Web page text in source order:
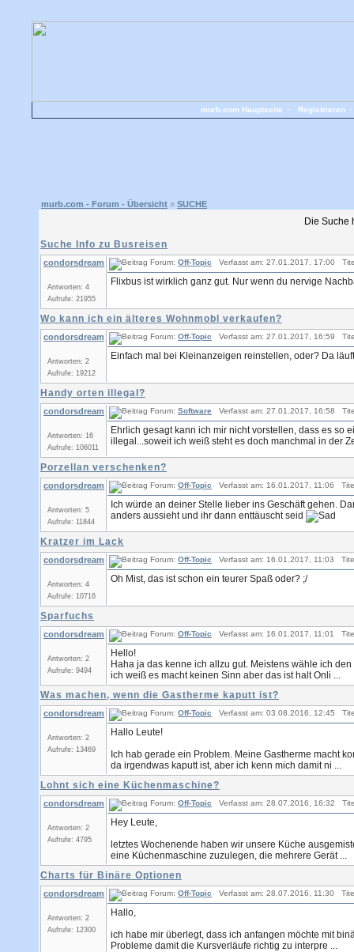
murb.com Hauptseite Registrieren
murb.com - Forum - Übersicht » SUCHE
Die Suche
Suche Info zu Busreisen
condorsdream
Antworten: 4
Aufrufe: 21955
Forum: Off-Topic Verfasst am: 27.01.2017, 17:00
Flixbus ist wirklich ganz gut. Nur wenn du nervige
Wo kann ich ein älteres Wohnmobl verkaufen?
condorsdream
Antworten: 2
Aufrufe: 19212
Forum: Off-Topic Verfasst am: 27.01.2017, 16:59
Einfach mal bei Kleinanzeigen reinstellen, oder? Da
Handy orten illegal?
condorsdream
Antworten: 16
Aufrufe: 106011
Forum: Software Verfasst am: 27.01.2017, 16:58
Ehrlich gesagt kann ich mir nicht vorstellen, dass es so
illegal...soweit ich weiß steht es doch manchmal in der
Porzellan verschenken?
condorsdream
Antworten: 5
Aufrufe: 11844
Forum: Off-Topic Verfasst am: 16.01.2017, 11:06
Ich würde an deiner Stelle lieber ins Geschäft gehen.
anders aussieht und ihr dann enttäuscht seid
Kratzer im Lack
condorsdream
Antworten: 4
Aufrufe: 10716
Forum: Off-Topic Verfasst am: 16.01.2017, 11:03
Oh Mist, das ist schon ein teurer Spaß oder? ;/
Sparfuchs
condorsdream
Antworten: 2
Aufrufe: 9494
Forum: Off-Topic Verfasst am: 16.01.2017, 11:01
Hello!
Haha ja das kenne ich allzu gut. Meistens wähle ich
ich weiß es macht keinen Sinn aber das ist halt Onli ...
Was machen, wenn die Gastherme kaputt ist?
condorsdream
Antworten: 2
Aufrufe: 13469
Forum: Off-Topic Verfasst am: 03.08.2016, 12:45
Hallo Leute!
Ich hab gerade ein Problem. Meine Gastherme macht
da irgendwas kaputt ist, aber ich kenn mich damit ni ...
Lohnt sich eine Küchenmaschine?
condorsdream
Antworten: 2
Aufrufe: 4795
Forum: Off-Topic Verfasst am: 28.07.2016, 16:32
Hey Leute,
letztes Wochenende haben wir unsere Küche
eine Küchenmaschine zuzulegen, die mehrere Gerät ...
Charts für Binäre Optionen
condorsdream
Antworten: 2
Aufrufe: 12300
Forum: Off-Topic Verfasst am: 28.07.2016, 11:30
Hallo,
ich habe mir überlegt, dass ich anfangen möchte mit
Probleme damit die Kursverläufe richtig zu interpre ...